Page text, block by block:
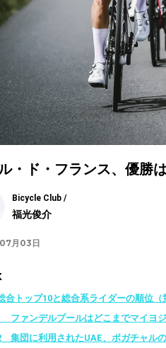
・ド・フランス、優勝
Bicycle Club /
福光俊介
月03日
合トップ10と総合系ライダーの順位（
ファンデルプールはどこまでマイヨ
集団に利用されたUAE、ポガチャル